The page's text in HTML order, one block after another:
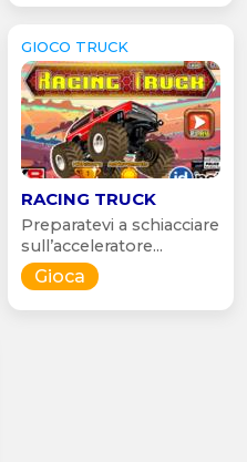
GIOCO TRUCK
RACING TRUCK
Preparatevi a schiacciare
sull’acceleratore...
Gioca